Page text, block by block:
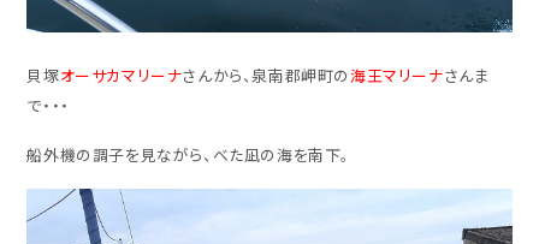
貝塚オーサカマリーナさんから、泉南郡岬町の海王マリーナさんま
で・・・
船外機の調子を見ながら、べた凪の海を南下。